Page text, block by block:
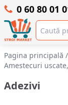
0 60 80 01
Pagina principală /
Amestecuri
Adezivi